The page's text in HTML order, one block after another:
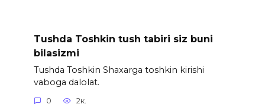
Tushda Toshkin tush tabiri siz buni
bilasizmi
Tushda Toshkin Shaxarga toshkin kirishi
vaboga dalolat.
0 2к.